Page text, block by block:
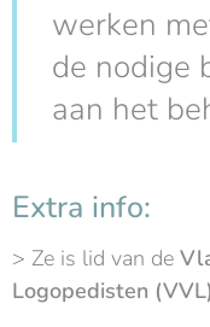
werken
de nodige
aan het
Extra info:
> Ze is lid van de
Logopedisten (VVL)